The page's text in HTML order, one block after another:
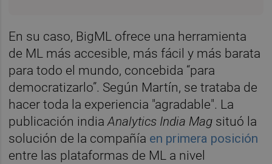
En su caso, BigML ofrece una herramienta
de ML más accesible, más fácil y más barata
para todo el mundo, concebida “para
democratizarlo”. Según Martín, se trataba de
hacer toda la experiencia "agradable". La
publicación indiaAnalytics India Mag situó la
solución de la compañía en primera posición
entre las plataformas de ML a nivel